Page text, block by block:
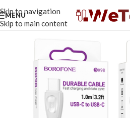
Skip to navigation
Skip to main content
MENU